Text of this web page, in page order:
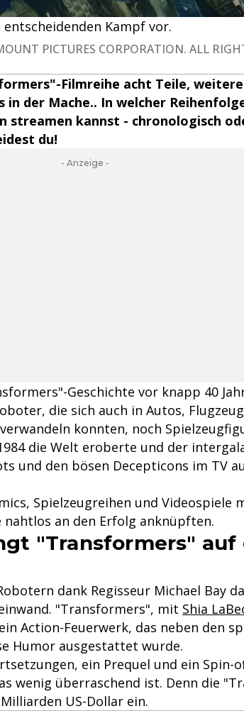
Kampf vor.
PICTURES CORPORATION. ALL
Filmreihe acht Teile, weitere
der Mache.. In welcher
streamen kannst - chronologisch
du!
- Anzeige -
Geschichte vor knapp 40
die sich auch in Autos,
konnten, noch
die Welt eroberte und der
und den bösen Decepticons im TV
Spielzeugreihen und Videospiele
an den Erfolg anknüpften.
"Transformers" auf
dank Regisseur Michael Bay
"Transformers", mit Shia
Action-Feuerwerk, das neben den
Humor ausgestattet wurde.
ein Prequel und ein Spin-
wenig überraschend ist. Denn die
US-Dollar ein.